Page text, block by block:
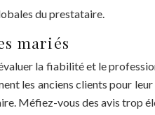
du prestataire.
mariés
la fiabilité et le
les anciens clients pour
Méfiez-vous des avis trop